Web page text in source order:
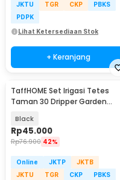
JKTU
TGR CKP
PBKS
PDPK
Lihat Ketersediaan Stok
+ Keranjang
TaffHOME Set Irigasi Tetes
Taman 30 Dripper Garden
Black
Rp45.000
Rp76.900 42%
Online JKTP
JKTB
JKTU
TGR CKP
PBKS